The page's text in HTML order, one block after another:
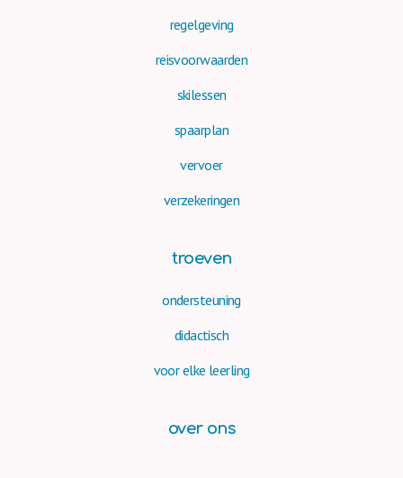
regelgeving
reisvoorwaarden
skilessen
spaarplan
vervoer
verzekeringen
troeven
ondersteuning
didactisch
voor elke leerling
over ons